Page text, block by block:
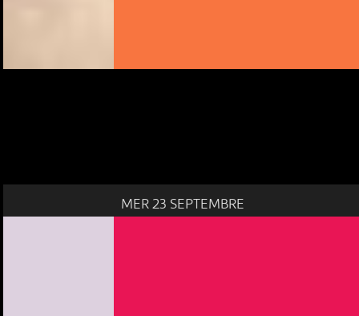
MER 23 SEPTEMBRE